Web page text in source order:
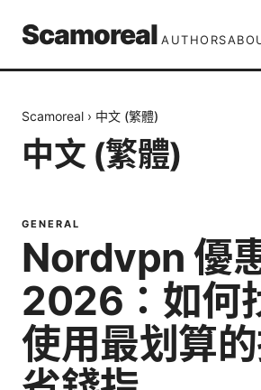
Scamoreal AUTHORS
Scamoreal › 中文 (繁體)
中文 (繁體)
GENERAL
Nordvpn 優
2026：如何
使用最划算